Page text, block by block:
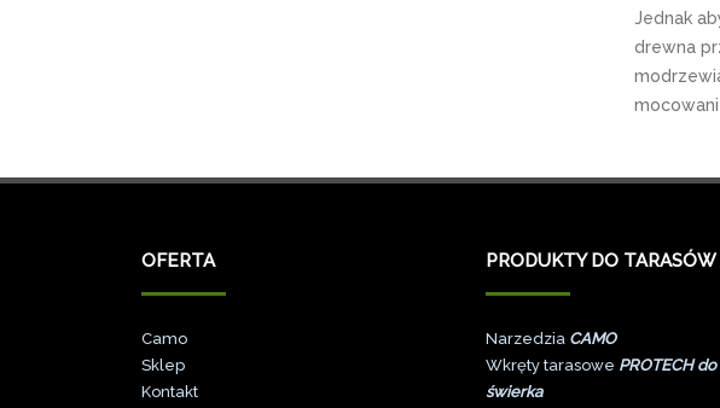
Jednak
drewna
OFERTA
Camo
Sklep
Kontakt
PRODUKTY DO TARASÓW
Narzedzia CAMO
Wkręty tarasowe PROTECH do
świerka